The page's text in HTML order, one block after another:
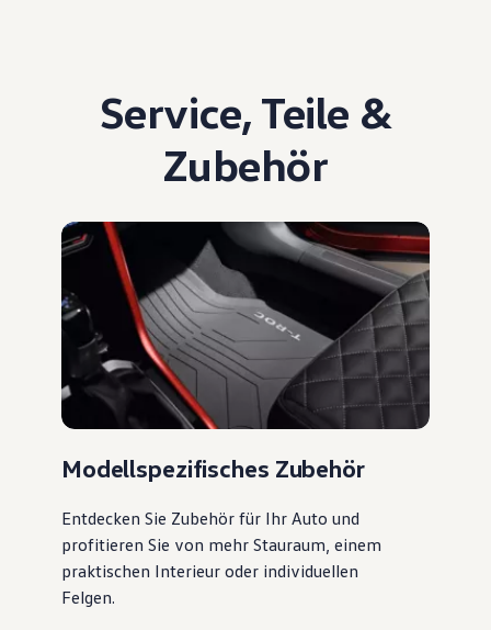
Service, Teile &
Zubehör
Modellspezifisches Zubehör
Entdecken Sie Zubehör für Ihr Auto und
profitieren Sie von mehr Stauraum, einem
praktischen Interieur oder individuellen
Felgen.